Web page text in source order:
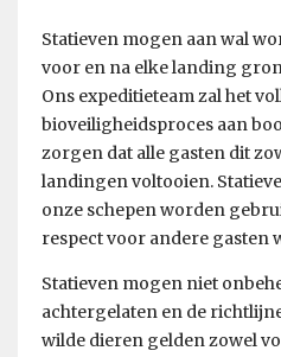
Statieven mogen aan wal
voor en na elke landing
Ons expeditieteam zal het
bioveiligheidsproces aan
zorgen dat alle gasten dit
landingen voltooien.
onze schepen worden
respect voor andere gasten
Statieven mogen niet
achtergelaten en de
wilde dieren gelden zowel